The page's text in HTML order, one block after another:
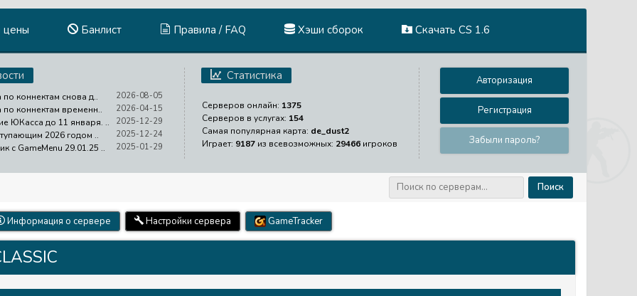
цены Банлист Правила / FAQ Хэши сборок Скачать CS 1.6
2026-08-05
по коннектам снова д..
2026-04-15
по коннектам временн..
2025-12-29
ЮКасса до 11 января. ..
2025-12-24
2026 годом ..
2025-01-29
с GameMenu 29.01.25 ..
Статистика
Серверов онлайн: 1375
Серверов в услугах: 154
Самая популярная карта: de_dust2
Играет: 9187 из всевозможных: 29466 игроков
Авторизация
Регистрация
Забыли пароль?
Поиск
Информация о сервере Настройки сервера GameTracker